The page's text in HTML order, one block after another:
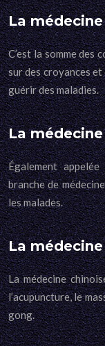
La
C’est la somme des
sur des croyances
guérir des maladies.
La
Également
branche de
les malades.
La
La médecine
l’acupuncture, le
gong.